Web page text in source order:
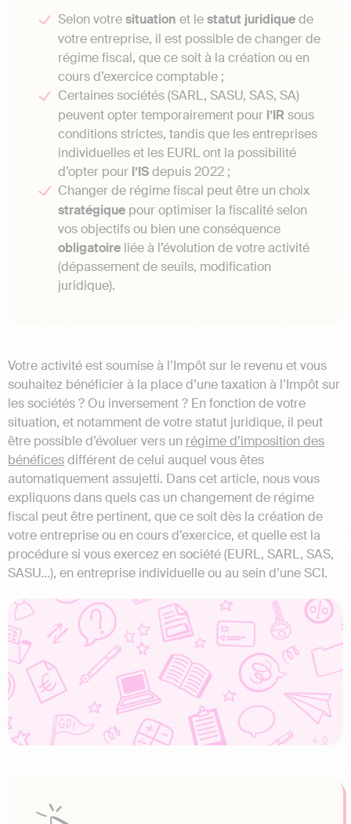
Selon votresituation et lestatut juridiquede
votre entreprise, il est possible de changer de
régime fiscal, que ce soit à la création ou en
cours d’exercice comptable ;
Certaines sociétés (SARL, SASU, SAS, SA)
peuvent opter temporairement pour l’IRsous
conditions strictes, tandis que les entreprises
individuelles et les EURL ont la possibilité
d’opter pour l’ISdepuis 2022 ;
Changer de régime fiscal peut être un choix
stratégique pour optimiser la fiscalité selon
vos objectifs ou bien une conséquence
obligatoire liée à l’évolution de votre activité
(dépassement de seuils, modification
juridique).
Votre activité est soumise à l’Impôt sur le revenu et vous
souhaitez bénéficier à la place d’une taxation à l’Impôt sur
les sociétés ? Ou inversement ? En fonction de votre
situation, et notamment de votre statut juridique, il peut
être possible d’évoluer vers un régime d’imposition des
bénéficesdifférent de celui auquel vous êtes
automatiquement assujetti. Dans cet article, nous vous
expliquons dans quels cas un changement de régime
fiscal peut être pertinent, que ce soit dès la création de
votre entreprise ou en cours d’exercice, et quelle est la
procédure si vous exercez en société (EURL, SARL, SAS,
SASU…), en entreprise individuelle ou au sein d’une SCI.